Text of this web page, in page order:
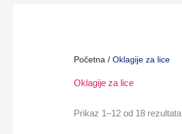
Početna / Oklagije za lice
Oklagije za lice
Prikaz 1–12 od 18 rezultata